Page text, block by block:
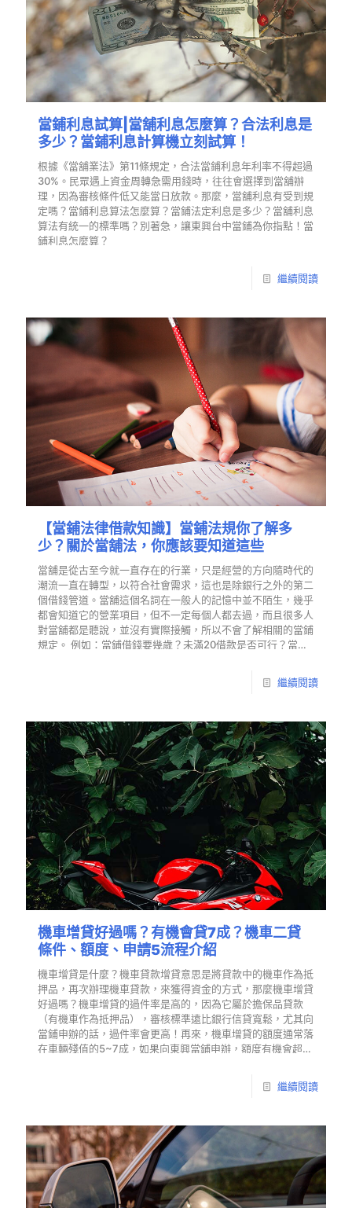
當鋪利息試算|當舖利息怎麼算？合法利息是
多少？當鋪利息計算機立刻試算！
根據《當舖業法》第11條規定，合法當鋪利息年利率不得超過
30%。民眾遇上資金周轉急需用錢時，往往會選擇到當舖辦
理，因為審核條件低又能當日放款。那麼，當舖利息有受到規
定嗎？當鋪利息算法怎麼算？當鋪法定利息是多少？當舖利息
算法有統一的標準嗎？別著急，讓東興台中當鋪為你指點！當
鋪利息怎麼算？
繼續閱讀
【當鋪法律借款知識】當鋪法規你了解多
少？關於當舖法，你應該要知道這些
當舖是從古至今就一直存在的行業，只是經營的方向隨時代的
潮流一直在轉型，以符合社會需求，這也是除銀行之外的第二
個借錢管道。當舖這個名詞在一般人的記憶中並不陌生，幾乎
都會知道它的營業項目，但不一定每個人都去過，而且很多人
對當舖都是聽說，並沒有實際接觸，所以不會了解相關的當鋪
規定。 例如：當鋪借錢要幾歲？未滿20借款是否可行？當鋪
繼續閱讀
機車增貸好過嗎？有機會貸7成？機車二貸
條件、額度、申請5流程介紹
機車增貸是什麼？機車貸款增貸意思是將貸款中的機車作為抵
押品，再次辦理機車貸款，來獲得資金的方式，那麼機車增貸
好過嗎？機車增貸的過件率是高的，因為它屬於擔保品貸款
（有機車作為抵押品），審核標準遠比銀行信貸寬鬆，尤其向
當鋪申辦的話，過件率會更高！再來，機車增貸的額度通常落
在車輛殘值的5~7成，如果向東興當鋪申辦，額度有機會超
繼續閱讀